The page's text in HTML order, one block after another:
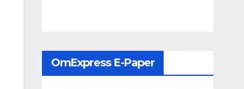
OmExpress E-Paper